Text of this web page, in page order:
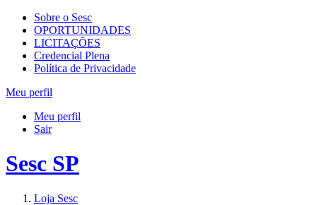
Sobre o Sesc
OPORTUNIDADES
LICITAÇÕES
Credencial Plena
Política de Privacidade
Meu perfil
Meu perfil
Sair
Sesc SP
Loja Sesc